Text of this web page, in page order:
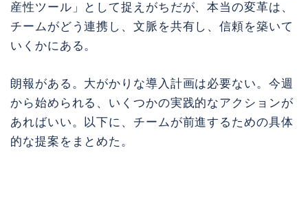
産性ツール」として捉えがちだが、本当の変革は、
チームがどう連携し、文脈を共有し、信頼を築いて
いくかにある。
朗報がある。大がかりな導入計画は必要ない。今週
から始められる、いくつかの実践的なアクションが
あればいい。以下に、チームが前進するための具体
的な提案をまとめた。